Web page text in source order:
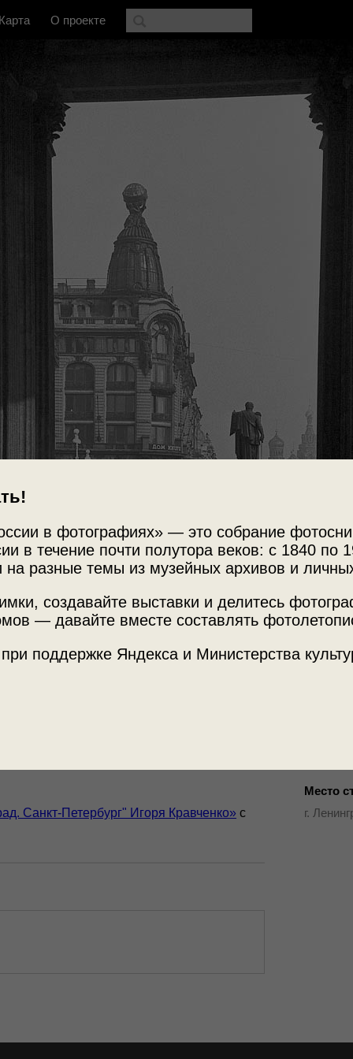
в фотографиях» — это собрание
в течение почти полутора веков: с 1840 по
на разные темы из музейных архивов и
создавайте выставки и делитесь
— давайте вместе составлять
поддержке Яндекса и Министерства
О проекте
Место
г.
Санкт-Петербург" Игоря Кравченко» с